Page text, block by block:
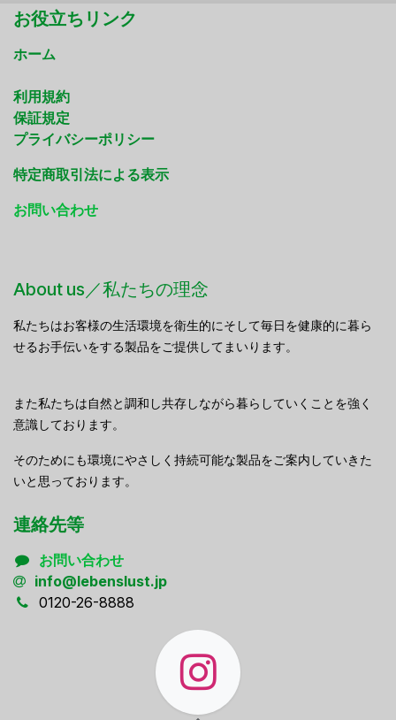
お役立ちリンク
ホーム
利用規約
保証規定
プライバシーポリシー
特定商取引法による表示
お問い合わせ
About us／私たちの理念
私たちはお客様の生活環境を衛生的にそして毎日を健康的に暮ら
せるお手伝いをする製品をご提供してまいります。
また私たちは自然と調和し共存しながら暮らしていくことを強く
意識しております。
そのためにも環境にやさしく持続可能な製品をご案内していきた
いと思っております。
連絡先等
お問い合わせ
info@lebenslust.jp
0120-26-8888